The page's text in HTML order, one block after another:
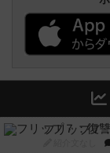
フリップ７